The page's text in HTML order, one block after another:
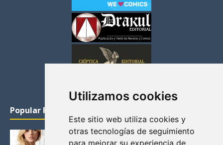
Utilizamos cookies
Este sitio web utiliza cookies y
otras tecnologías de seguimiento
para mejorar su experiencia de
Popular Posts
KATHERYN WINNICK: LA ACTRIZ MAS GUAPA DE